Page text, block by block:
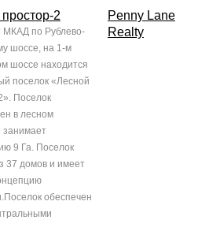
2
МКАД по Рублево-
шоссе, на 1-м
шоссе находится
поселок «Лесной
Поселок
в лесном
занимает
9 Га. Поселок
37 домов и имеет
обеспечен
Penny Lane
Realty